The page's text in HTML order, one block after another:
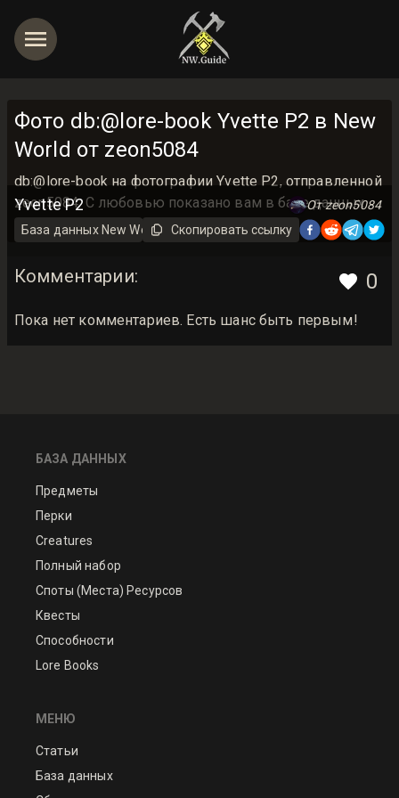
Фото db:@lore-book Yvette P2 в New
World от zeon5084
db:@lore-book на фотографии Yvette P2, отправленной
zeon5084. С любовью показано вам в базе данных
New World Guide <3
0
Yvette P2
От zeon5084
База данных New World на русскомdb:@lore-book
Скопировать ссылку
Комментарии:
Пока нет комментариев. Есть шанс быть первым!
БАЗА ДАННЫХ
Предметы
Перки
Creatures
Полный набор
Споты (Места) Ресурсов
Квесты
Способности
Lore Books
МЕНЮ
Статьи
База данных